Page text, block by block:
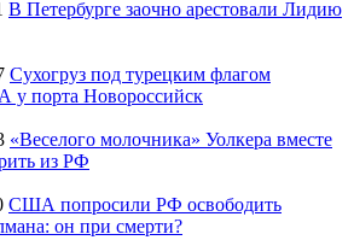
В Петербурге заочно арестовали Лидию
Сухогруз под турецким флагом
у порта Новороссийск
«Веселого молочника» Уолкера вместе
из РФ
США попросили РФ освободить
он при смерти?